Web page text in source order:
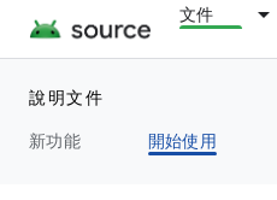
文件
說明文件
新功能
開始使用